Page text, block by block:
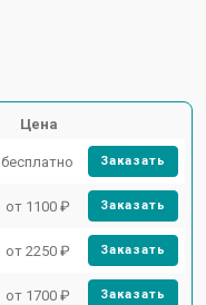
Цена
бесплатно Заказать
от 1100 ₽ Заказать
от 2250 ₽ Заказать
от 1700 ₽ Заказать